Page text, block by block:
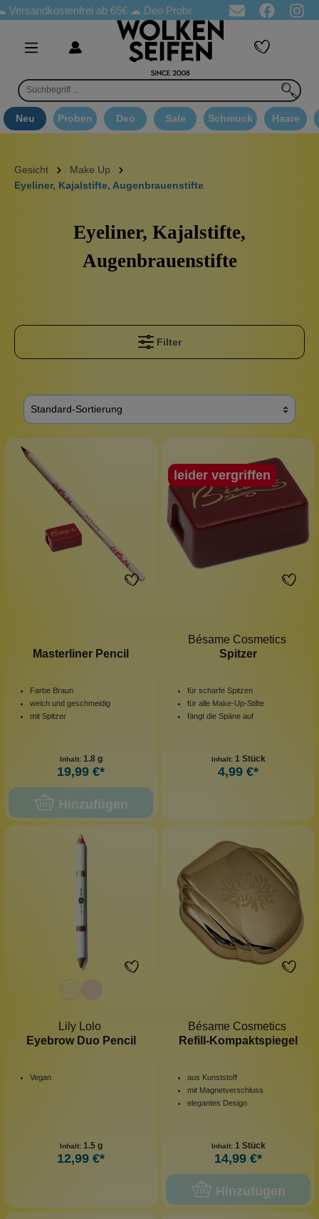
ab 65€☁ Deo Proben in jeder Bestellung ☁
Neu Proben Deo Sale Schmuck Haare
Gesicht
Make Up
Eyeliner, Kajalstifte, Augenbrauenstifte
Eyeliner, Kajalstifte,
Augenbrauenstifte
Filter
Masterliner Pencil
Farbe Braun
weich und geschmeidig
mit Spitzer
Inhalt: 1.8 g
19,99 €*
Hinzufügen
leider vergriffen
Bésame Cosmetics
Spitzer
für scharfe Spitzen
für alle Make-Up-Stifte
fängt die Späne auf
Inhalt: 1 Stück
4,99 €*
Lily Lolo
Eyebrow Duo Pencil
Vegan
Inhalt: 1.5 g
12,99 €*
Bésame Cosmetics
Refill-Kompaktspiegel
aus Kunststoff
mit Magnetverschluss
elegantes Design
Inhalt: 1 Stück
14,99 €*
Hinzufügen